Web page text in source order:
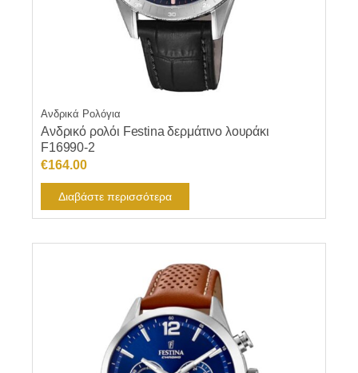
Ανδρικά Ρολόγια
Ανδρικό ρολόι Festina δερμάτινο λουράκι
F16990-2
€164.00
Διαβάστε περισσότερα